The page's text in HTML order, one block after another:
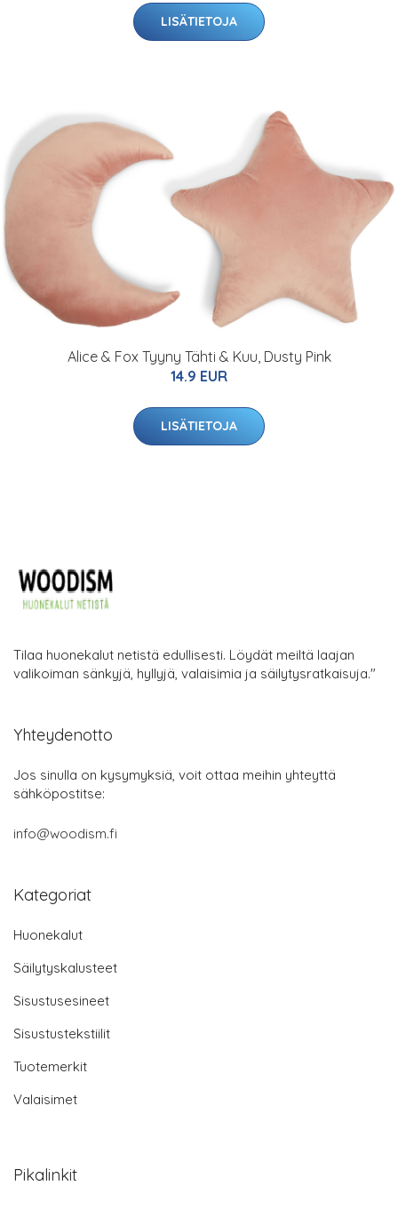
LISÄTIETOJA
Alice & Fox Tyyny Tähti & Kuu, Dusty Pink
14.9 EUR
LISÄTIETOJA
Tilaa huonekalut netistä edullisesti. Löydät meiltä laajan
valikoiman sänkyjä, hyllyjä, valaisimia ja säilytysratkaisuja."
Yhteydenotto
Jos sinulla on kysymyksiä, voit ottaa meihin yhteyttä
sähköpostitse:
info@woodism.fi
Kategoriat
Huonekalut
Säilytyskalusteet
Sisustusesineet
Sisustustekstiilit
Tuotemerkit
Valaisimet
Pikalinkit